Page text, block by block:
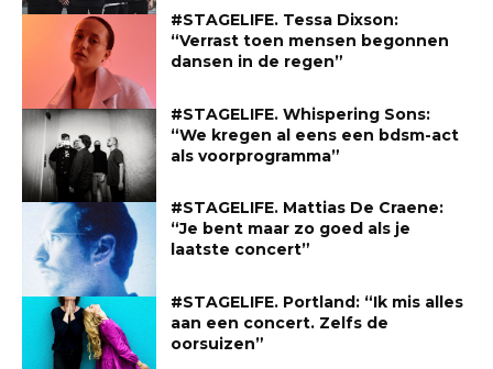
#STAGELIFE. Tessa Dixson:
“Verrast toen mensen begonnen
dansen in de regen”
#STAGELIFE. Whispering Sons:
“We kregen al eens een bdsm-act
als voorprogramma”
#STAGELIFE. Mattias De Craene:
“Je bent maar zo goed als je
laatste concert”
#STAGELIFE. Portland: “Ik mis alles
aan een concert. Zelfs de
oorsuizen”